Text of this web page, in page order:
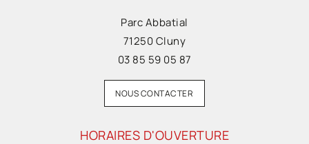
Parc Abbatial
71250 Cluny
03 85 59 05 87
NOUS CONTACTER
HORAIRES D'OUVERTURE